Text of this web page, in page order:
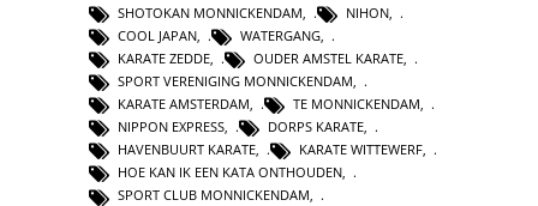
SHOTOKAN MONNICKENDAM
NIHON
COOL JAPAN, WATERGANG,
KARATE ZEDDE, OUDER AMSTEL KARATE,
SPORT VERENIGING MONNICKENDAM,
KARATE AMSTERDAM, TE MONNICKENDAM,
NIPPON EXPRESS, DORPS KARATE,
HAVENBUURT KARATE, KARATE WITTEWERF,
HOE KAN IK EEN KATA ONTHOUDEN,
SPORT CLUB MONNICKENDAM,